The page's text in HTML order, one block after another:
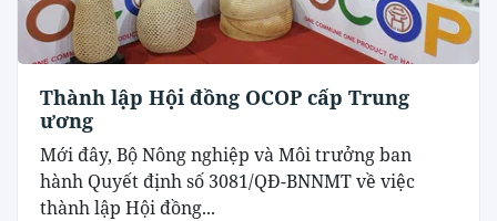
Thành lập Hội đồng OCOP cấp Trung
ương
Mới đây, Bộ Nông nghiệp và Môi trưởng ban
hành Quyết định số 3081/QĐ-BNNMT về việc
thành lập Hội đồng...